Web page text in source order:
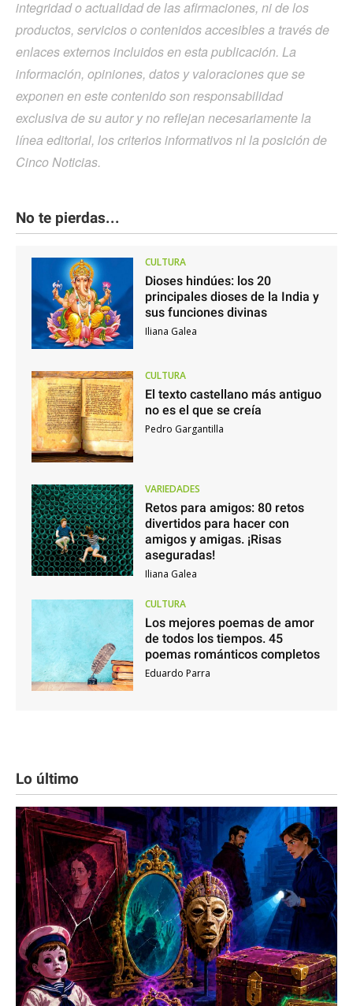
integridad o actualidad de las afirmaciones, ni de los
productos, servicios o contenidos accesibles a través de
enlaces externos incluidos en esta publicación. La
información, opiniones, datos y valoraciones que se
exponen en este contenido son responsabilidad
exclusiva de su autor y no reflejan necesariamente la
línea editorial, los criterios informativos ni la posición de
Cinco Noticias.
No te pierdas...
CULTURA
Dioses hindúes: los 20
principales dioses de la India y
sus funciones divinas
Iliana Galea
CULTURA
El texto castellano más antiguo
no es el que se creía
Pedro Gargantilla
VARIEDADES
Retos para amigos: 80 retos
divertidos para hacer con
amigos y amigas. ¡Risas
aseguradas!
Iliana Galea
CULTURA
Los mejores poemas de amor
de todos los tiempos. 45
poemas románticos completos
Eduardo Parra
Lo último